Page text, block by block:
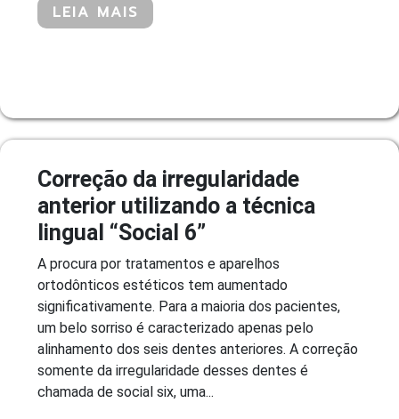
LEIA MAIS
Correção da irregularidade
anterior utilizando a técnica
lingual “Social 6”
A procura por tratamentos e aparelhos
ortodônticos estéticos tem aumentado
significativamente. Para a maioria dos pacientes,
um belo sorriso é caracterizado apenas pelo
alinhamento dos seis dentes anteriores. A correção
somente da irregularidade desses dentes é
chamada de social six, uma...